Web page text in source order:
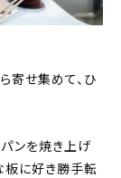
寄せ集めて、ひ
ンを焼き上げ
板に好き勝手転